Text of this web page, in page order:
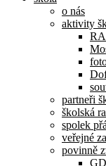
o nás
aktivity
partneři
školská
spolek
veřejné
povinně